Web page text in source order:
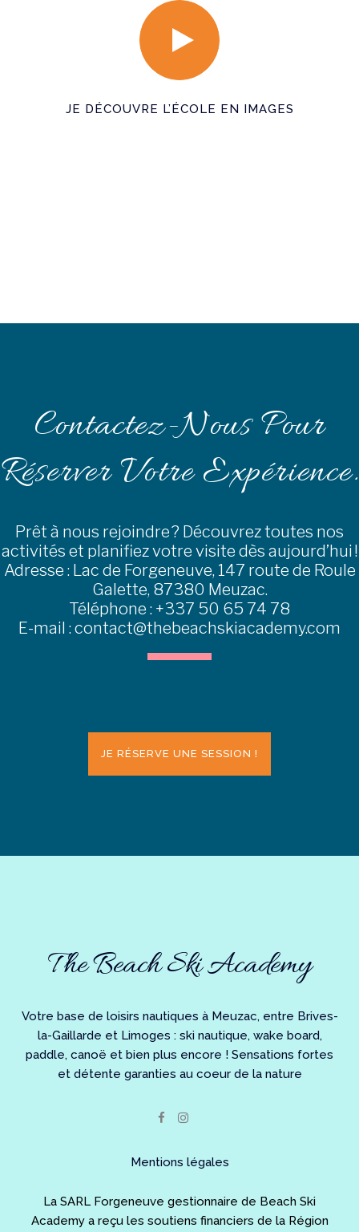
JE DÉCOUVRE L’ÉCOLE EN IMAGES
Contactez-Nous Pour
Réserver Votre Expérience.
Prêt à nous rejoindre ? Découvrez toutes nos
activités et planifiez votre visite dès aujourd’hui !
Adresse : Lac de Forgeneuve, 147 route de Roule
Galette, 87380 Meuzac.
Téléphone : +337 50 65 74 78
E-mail : contact@thebeachskiacademy.com
JE RÉSERVE UNE SESSION !
The Beach Ski Academy
Votre base de loisirs nautiques à Meuzac, entre Brives-
la-Gaillarde et Limoges : ski nautique, wake board,
paddle, canoë et bien plus encore ! Sensations fortes
et détente garanties au coeur de la nature
Mentions légales
La SARL Forgeneuve gestionnaire de Beach Ski
Academy a reçu les soutiens financiers de la Région